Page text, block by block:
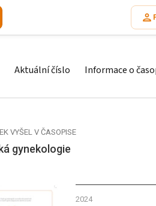
Aktuální číslo Informace o
VYŠEL V ČASOPISE
gynekologie
2024